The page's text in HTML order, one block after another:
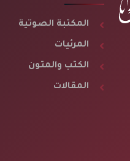
المكتبة الصوتية
المرئيات
الكتب والمتون
المقالات